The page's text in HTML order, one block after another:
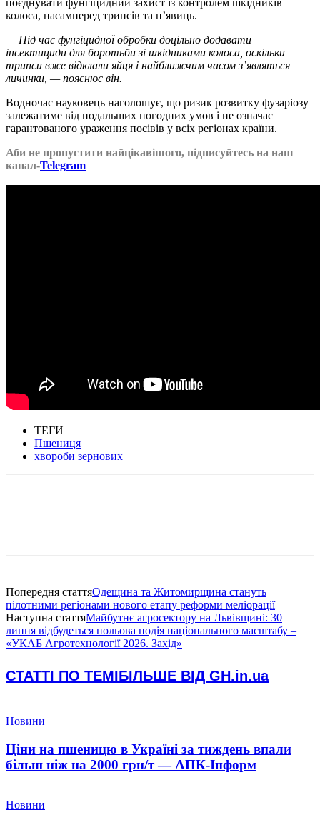
колоса, насамперед трипсів та п’явиць.
— Під час фунгіцидної обробки доцільно додавати
інсектициди для боротьби зі шкідниками колоса, оскільки
трипси вже відклали яйця і найближчим часом з’являться
личинки, — пояснює він.
Водночас науковець наголошує, що ризик розвитку фузаріозу
залежатиме від подальших погодних умов і не означає
гарантованого ураження посівів у всіх регіонах країни.
Аби не пропустити найцікавішого, підписуйтесь на наш
канал-Telegram
ТЕГИ
Пшениця
хвороби зернових
Попередня статтяОдещина та Житомирщина стануть
пілотними регіонами нового етапу реформи меліорації
Наступна статтяМайбутнє агросектору на Львівщині: 30
липня відбудеться польова подія національного масштабу –
«УКАБ Агротехнології 2026. Захід»
СТАТТІ ПО ТЕМІБІЛЬШЕ ВІД GH.in.ua
Новини
Ціни на пшеницю в Україні за тиждень впали
більш ніж на 2000 грн/т — АПК-Інформ
Новини